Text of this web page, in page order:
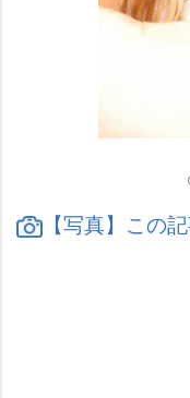
【写真】この